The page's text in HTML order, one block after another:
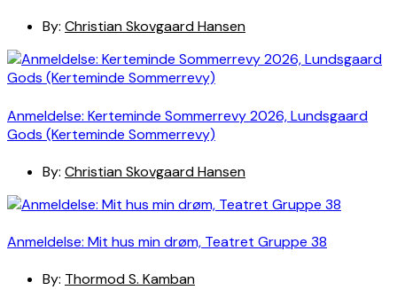
By: Christian Skovgaard Hansen
Anmeldelse: Kerteminde Sommerrevy 2026, Lundsgaard
Gods (Kerteminde Sommerrevy)
By: Christian Skovgaard Hansen
Anmeldelse: Mit hus min drøm, Teatret Gruppe 38
By: Thormod S. Kamban